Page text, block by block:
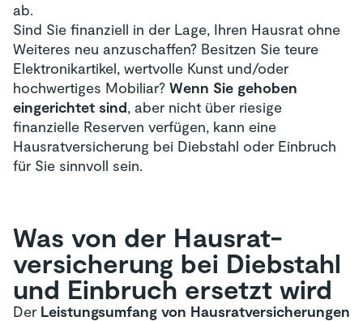
ab.
Sind Sie finanziell in der Lage, Ihren Hausrat ohne
Weiteres neu anzuschaffen? Besitzen Sie teure
Elektronikartikel, wertvolle Kunst und/oder
hochwertiges Mobiliar? Wenn Sie gehoben
eingerichtet sind, aber nicht über riesige
finanzielle Reserven verfügen, kann eine
Hausratversicherung bei Diebstahl oder Einbruch
für Sie sinnvoll sein.
Was von der Hausrat­
versicherung bei Diebstahl
und Einbruch ersetzt wird
Der Leistungsumfang von Hausratversicherungen